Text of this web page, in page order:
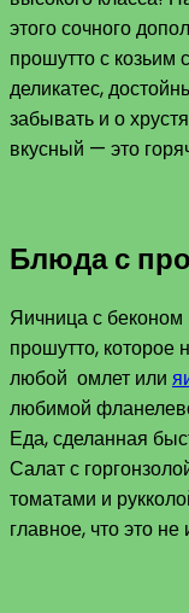
этого сочного
прошутто с
деликатес,
забывать и о
вкусный — это
Блюда с
Яичница с беконом
прошутто, которое
любой омлет или
любимой
Еда, сделанная
Салат с
томатами и
главное, что это